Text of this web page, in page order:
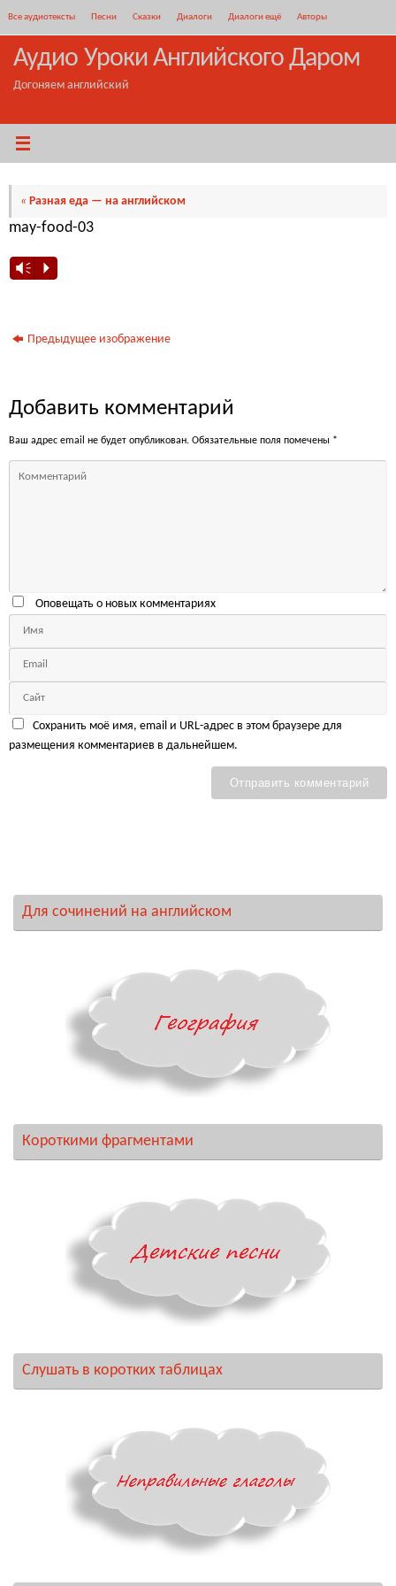
содержимому
Все аудиотексты Песни Сказки Диалоги Диалоги ещё Авторы
Аудио Уроки Английского Даром
Догоняем английский
« Разная еда — на английском
may-food-03
Vm P
Предыдущее изображение
Добавить комментарий
Ваш адрес email не будет опубликован. Обязательные поля помечены *
Оповещать о новых комментариях
Сохранить моё имя, email и URL-адрес в этом браузере для
размещения комментариев в дальнейшем.
Для сочинений на английском
Короткими фрагментами
Слушать в коротких таблицах